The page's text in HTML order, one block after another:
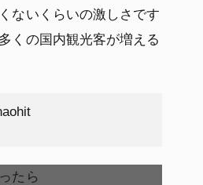
ないくらいの激しさです
くの国内観光客が増える
たら